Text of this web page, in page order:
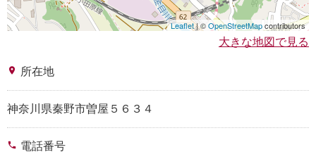
Leaflet| ©OpenStreetMapcontributors
大きな地図で見る
place 所在地
神奈川県秦野市曽屋５６３４
phone 電話番号